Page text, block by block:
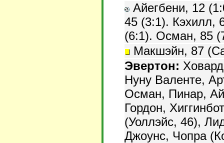
Айегбени, 12
45 (3:1). Кэхилл,
(6:1). Осман, 85
Макшэйн, 87
Эвертон:
Нуну Валенте,
Осман, Пинар,
Гордон,
(Уоллэйс, 46),
Джоунс, Чопра